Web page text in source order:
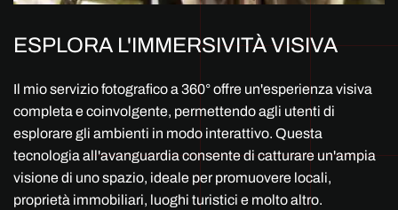
ESPLORA L'IMMERSIVITÀ VISIVA
Il mio servizio fotografico a 360° offre un'esperienza visiva
completa e coinvolgente, permettendo agli utenti di
esplorare gli ambienti in modo interattivo. Questa
tecnologia all'avanguardia consente di catturare un'ampia
visione di uno spazio, ideale per promuovere locali,
proprietà immobiliari, luoghi turistici e molto altro.